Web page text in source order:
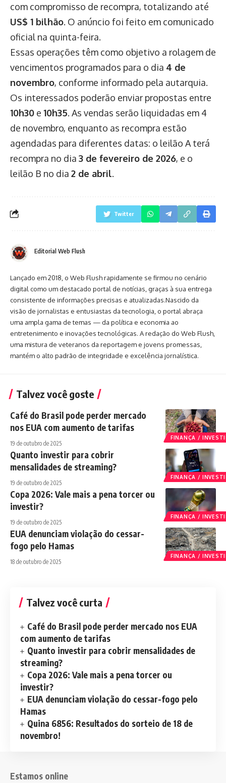
com compromisso de recompra, totalizando até
US$ 1 bilhão. O anúncio foi feito em comunicado
oficial na quinta-feira.
Essas operações têm como objetivo a rolagem de
vencimentos programados para o dia 4 de
novembro, conforme informado pela autarquia.
Os interessados poderão enviar propostas entre
10h30 e 10h35. As vendas serão liquidadas em 4
de novembro, enquanto as recompra estão
agendadas para diferentes datas: o leilão A terá
recompra no dia 3 de fevereiro de 2026, e o
leilão B no dia 2 de abril.
Twitter
Editorial Web Flush
Lançado em 2018, o Web Flush rapidamente se firmou no cenário
digital como um destacado portal de notícias, graças à sua entrega
consistente de informações precisas e atualizadas.Nascido da
visão de jornalistas e entusiastas da tecnologia, o portal abraça
uma ampla gama de temas — da política e economia ao
entretenimento e inovações tecnológicas. A redação do Web Flush,
uma mistura de veteranos da reportagem e jovens promessas,
mantém o alto padrão de integridade e excelência jornalística.
Talvez você goste
FINANÇA /
Café do Brasil pode perder mercado
nos EUA com aumento de tarifas
19 de outubro de 2025
FINANÇA /
Quanto investir para cobrir
mensalidades de streaming?
19 de outubro de 2025
FINANÇA /
Copa 2026: Vale mais a pena torcer ou
investir?
19 de outubro de 2025
FINANÇA /
EUA denunciam violação do cessar-
fogo pelo Hamas
18 de outubro de 2025
Talvez você curta
Café do Brasil pode perder mercado nos EUA
com aumento de tarifas
Quanto investir para cobrir mensalidades de
streaming?
Copa 2026: Vale mais a pena torcer ou
investir?
EUA denunciam violação do cessar-fogo pelo
Hamas
Quina 6856: Resultados do sorteio de 18 de
novembro!
Estamos online